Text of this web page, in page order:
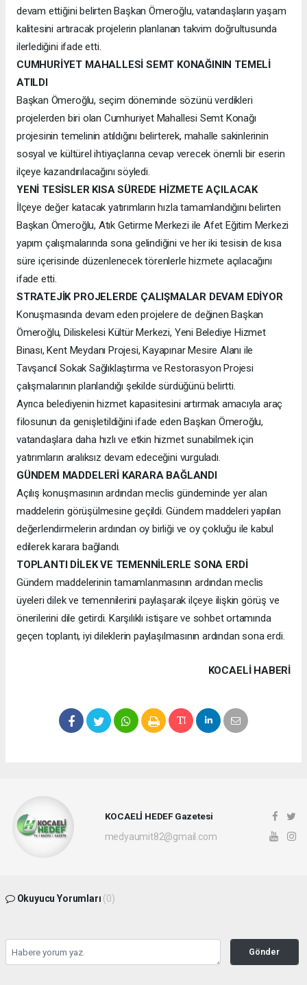
devam ettiğini belirten Başkan Ömeroğlu, vatandaşların yaşam
kalitesini artıracak projelerin planlanan takvim doğrultusunda
ilerlediğini ifade etti.
CUMHURİYET MAHALLESİ SEMT KONAĞININ TEMELİ
ATILDI
Başkan Ömeroğlu, seçim döneminde sözünü verdikleri
projelerden biri olan Cumhuriyet Mahallesi Semt Konağı
projesinin temelinin atıldığını belirterek, mahalle sakinlerinin
sosyal ve kültürel ihtiyaçlarına cevap verecek önemli bir eserin
ilçeye kazandırılacağını söyledi.
YENİ TESİSLER KISA SÜREDE HİZMETE AÇILACAK
İlçeye değer katacak yatırımların hızla tamamlandığını belirten
Başkan Ömeroğlu, Atık Getirme Merkezi ile Afet Eğitim Merkezi
yapım çalışmalarında sona gelindiğini ve her iki tesisin de kısa
süre içerisinde düzenlenecek törenlerle hizmete açılacağını
ifade etti.
STRATEJİK PROJELERDE ÇALIŞMALAR DEVAM EDİYOR
Konuşmasında devam eden projelere de değinen Başkan
Ömeroğlu, Diliskelesi Kültür Merkezi, Yeni Belediye Hizmet
Binası, Kent Meydanı Projesi, Kayapınar Mesire Alanı ile
Tavşancıl Sokak Sağlıklaştırma ve Restorasyon Projesi
çalışmalarının planlandığı şekilde sürdüğünü belirtti.
Ayrıca belediyenin hizmet kapasitesini artırmak amacıyla araç
filosunun da genişletildiğini ifade eden Başkan Ömeroğlu,
vatandaşlara daha hızlı ve etkin hizmet sunabilmek için
yatırımların aralıksız devam edeceğini vurguladı.
GÜNDEM MADDELERİ KARARA BAĞLANDI
Açılış konuşmasının ardından meclis gündeminde yer alan
maddelerin görüşülmesine geçildi. Gündem maddeleri yapılan
değerlendirmelerin ardından oy birliği ve oy çokluğu ile kabul
edilerek karara bağlandı.
TOPLANTI DİLEK VE TEMENNİLERLE SONA ERDİ
Gündem maddelerinin tamamlanmasının ardından meclis
üyeleri dilek ve temennilerini paylaşarak ilçeye ilişkin görüş ve
önerilerini dile getirdi. Karşılıklı istişare ve sohbet ortamında
geçen toplantı, iyi dileklerin paylaşılmasının ardından sona erdi.
KOCAELI HABERİ
KOCAELİ HEDEF Gazetesi
medyaumit82@gmail.com
Okuyucu Yorumları (0)
Gönder